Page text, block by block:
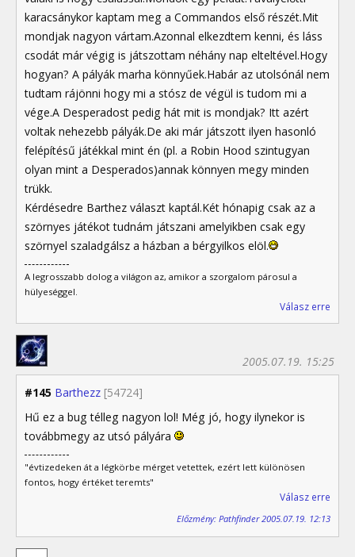
karacsánykor kaptam meg a Commandos első részét.Mit
mondjak nagyon vártam.Azonnal elkezdtem kenni, és láss
csodát már végig is játszottam néhány nap elteltével.Hogy
hogyan? A pályák marha könnyűek.Habár az utolsónál nem
tudtam rájönni hogy mi a stósz de végül is tudom mi a
vége.A Desperadost pedig hát mit is mondjak? Itt azért
voltak nehezebb pályák.De aki már játszott ilyen hasonló
felépítésű játékkal mint én (pl. a Robin Hood szintugyan
olyan mint a Desperados)annak könnyen megy minden
trükk.
Kérdésedre Barthez választ kaptál.Két hónapig csak az a
szörnyes játékot tudnám játszani amelyikben csak egy
szörnyel szaladgálsz a házban a bérgyilkos elöl.
A legrosszabb dolog a világon az, amikor a szorgalom párosul a
hülyeséggel.
Válasz erre
#145 Barthezz [54724]
2005.07.19. 15:25
Hű ez a bug télleg nagyon lol! Még jó, hogy ilynekor is
továbbmegy az utsó pályára
"évtizedeken át a légkörbe mérget vetettek, ezért lett különösen
fontos, hogy értéket teremts"
Válasz erre
Előzmény: Pathfinder 2005.07.19. 12:13